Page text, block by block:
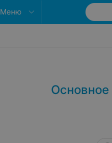
Меню